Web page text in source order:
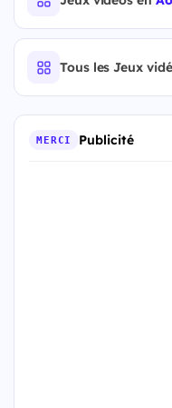
Tous les Jeux
MERCI Publicité